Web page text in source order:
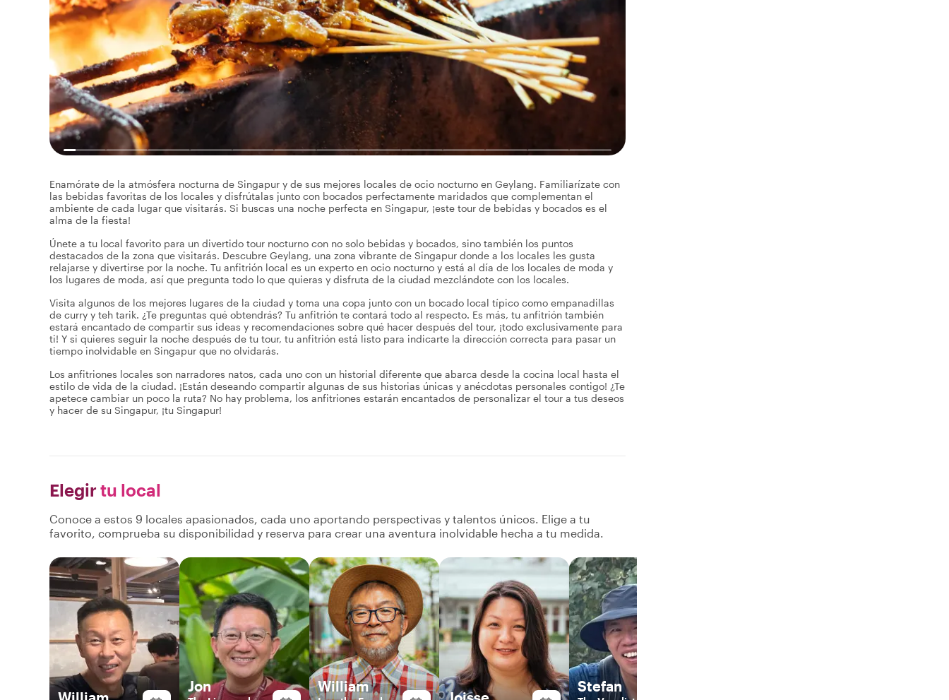
Enamórate de la atmósfera nocturna de Singapur y de sus mejores locales de ocio nocturno en Geylang. Familiarízate con
las bebidas favoritas de los locales y disfrútalas junto con bocados perfectamente maridados que complementan el
ambiente de cada lugar que visitarás. Si buscas una noche perfecta en Singapur, ¡este tour de bebidas y bocados es el
alma de la fiesta!
Únete a tu local favorito para un divertido tour nocturno con no solo bebidas y bocados, sino también los puntos
destacados de la zona que visitarás. Descubre Geylang, una zona vibrante de Singapur donde a los locales les gusta
relajarse y divertirse por la noche. Tu anfitrión local es un experto en ocio nocturno y está al día de los locales de moda y
los lugares de moda, así que pregunta todo lo que quieras y disfruta de la ciudad mezclándote con los locales.
Visita algunos de los mejores lugares de la ciudad y toma una copa junto con un bocado local típico como empanadillas
de curry y teh tarik. ¿Te preguntas qué obtendrás? Tu anfitrión te contará todo al respecto. Es más, tu anfitrión también
estará encantado de compartir sus ideas y recomendaciones sobre qué hacer después del tour, ¡todo exclusivamente para
ti! Y si quieres seguir la noche después de tu tour, tu anfitrión está listo para indicarte la dirección correcta para pasar un
tiempo inolvidable en Singapur que no olvidarás.
Los anfitriones locales son narradores natos, cada uno con un historial diferente que abarca desde la cocina local hasta el
estilo de vida de la ciudad. ¡Están deseando compartir algunas de sus historias únicas y anécdotas personales contigo! ¿Te
apetece cambiar un poco la ruta? No hay problema, los anfitriones estarán encantados de personalizar el tour a tus deseos
y hacer de su Singapur, ¡tu Singapur!
Elegir tu local
Conoce a estos 9 locales apasionados, cada uno aportando perspectivas y talentos únicos. Elige a tu
favorito, comprueba su disponibilidad y reserva para crear una aventura inolvidable hecha a tu medida.
Jon William Stefan